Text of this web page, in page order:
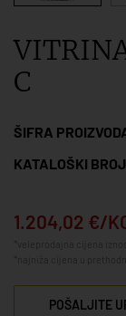
C
ŠIFRA
KATALOŠKI
1.204,02 €/
POŠALJITE